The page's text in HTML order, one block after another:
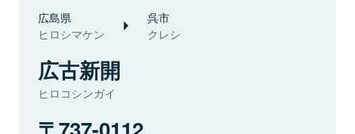
広島県
ヒロシマケン
呉市
クレシ
広古新開
ヒロコシンガイ